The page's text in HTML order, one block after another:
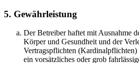
5. Gewährleistung
Der Betreiber haftet mit Ausnahme
Körper und Gesundheit und der
Vertragspflichten
ein vorsätzliches oder grob